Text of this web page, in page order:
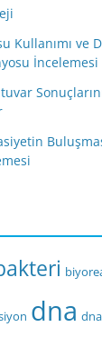
Kullanımı ve
İncelemesi
dna dna